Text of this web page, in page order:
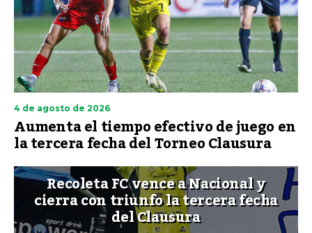
4 de agosto de 2026
Aumenta el tiempo efectivo de juego en
la tercera fecha del Torneo Clausura
Recoleta FC vence a Nacional y
cierra con triunfo la tercera fecha
del Clausura